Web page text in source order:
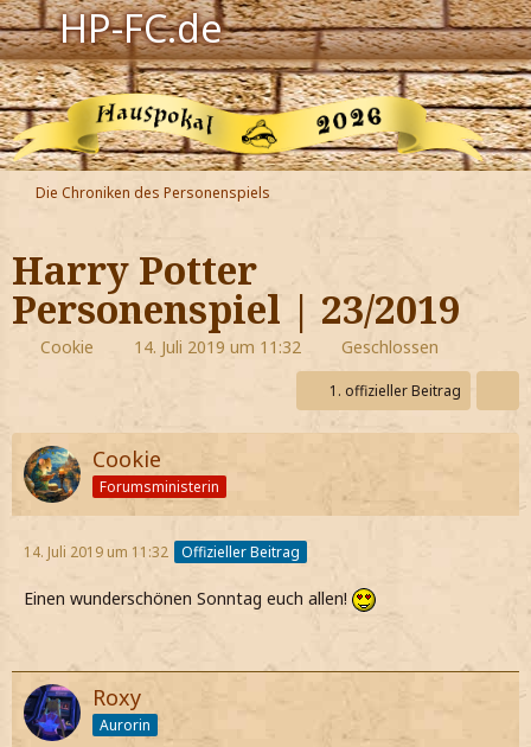
HP-FC.de
Navigation
Harry Potter
Der HP-FC
Hogwarts
Zauberwelt
Willkommen
Jetzt Fanclub-Mitglied werden!
Die Chroniken des Personenspiels
Harry Potter
Personenspiel | 23/2019
Cookie 14. Juli 2019 um 11:32 Geschlossen
1. offizieller Beitrag
Cookie
Forumsministerin
14. Juli 2019 um 11:32 Offizieller Beitrag
Einen wunderschönen Sonntag euch allen!
Roxy
Aurorin